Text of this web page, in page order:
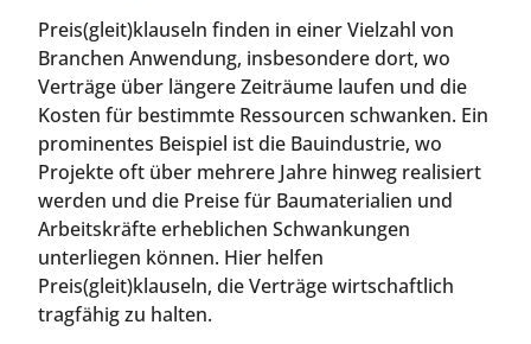
Preis(gleit)klauseln finden in einer Vielzahl von
Branchen Anwendung, insbesondere dort, wo
Verträge über längere Zeiträume laufen und die
Kosten für bestimmte Ressourcen schwanken. Ein
prominentes Beispiel ist die Bauindustrie, wo
Projekte oft über mehrere Jahre hinweg realisiert
werden und die Preise für Baumaterialien und
Arbeitskräfte erheblichen Schwankungen
unterliegen können. Hier helfen
Preis(gleit)klauseln, die Verträge wirtschaftlich
tragfähig zu halten.